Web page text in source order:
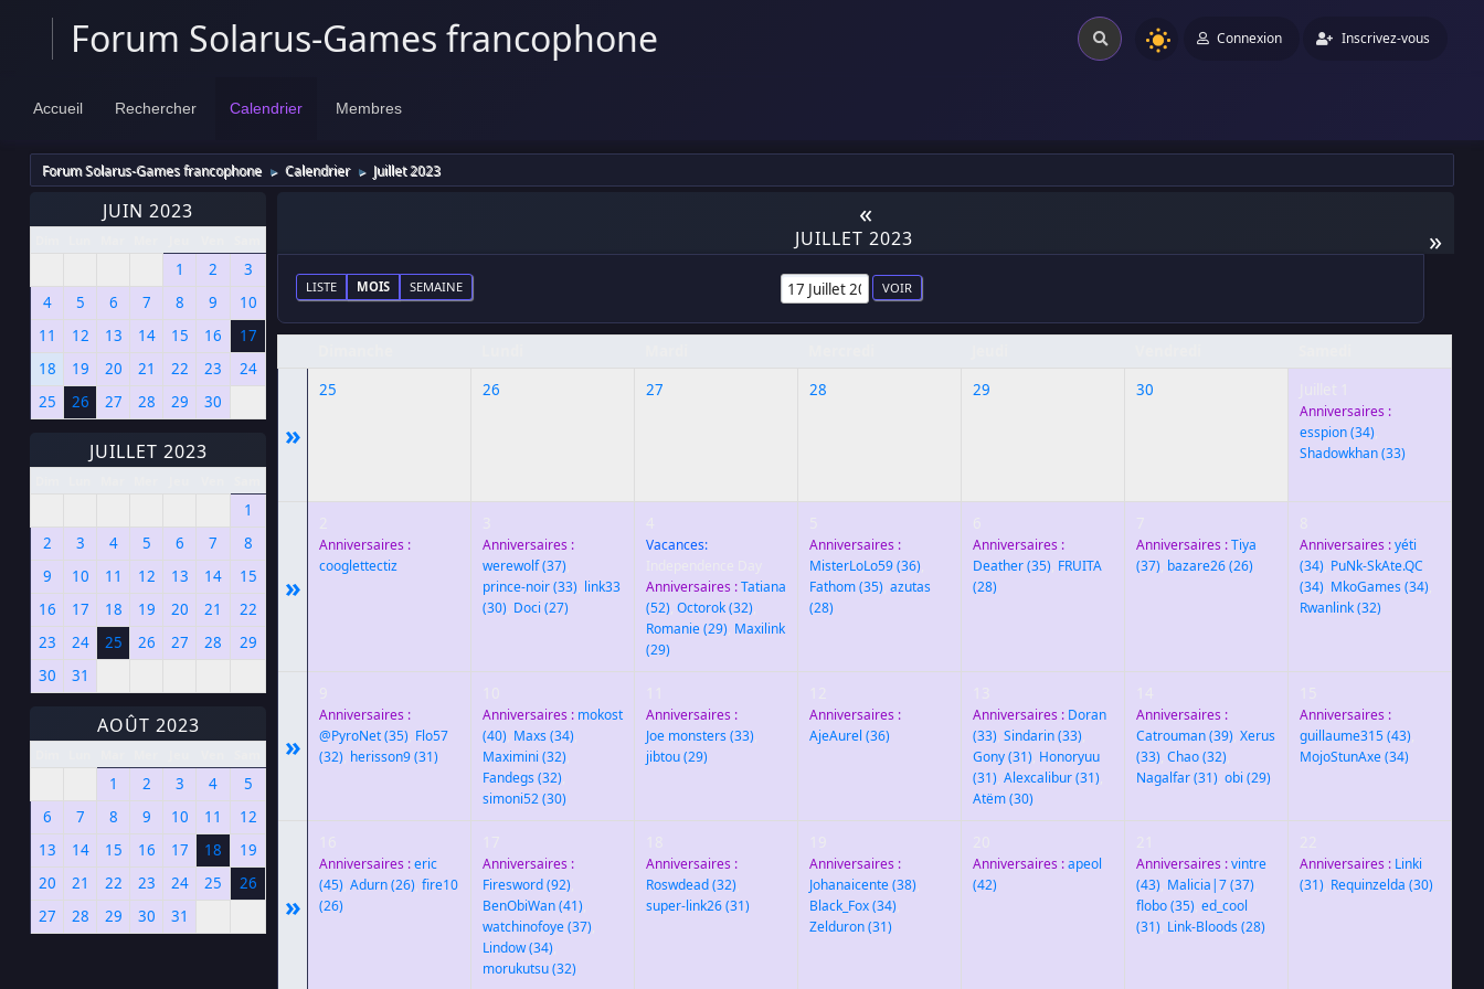
Forum Solarus-Games francophone Connexion Inscrivez-vous
Accueil Rechercher Calendrier Membres
Forum Solarus-Games francophone ► Calendrier ► Juillet 2023
JUIN 2023
1 2
3
4
5 6 7 8 9
10
11
12 13 14 15 16
17
18
19 20 21 22 23
24
25
26 27 28 29 30
JUILLET 2023
1
2
3 4 5 6 7
8
9
10 11 12 13 14
15
16
17 18 19 20 21
22
23
24 25 26 27 28
29
30
31
AOÛT 2023
1 2 3 4
5
6
7 8 9 10 11
12
13
14 15 16 17 18
19
20
21 22 23 24 25
26
27
28 29 30 31
«
»
JUILLET 2023
LISTE MOIS SEMAINE
»
25 26 27 28 29 30
Anniversaires :
esspion(34)
Shadowkhan(33)
»
Anniversaires :
cooglettectiz
Anniversaires :
werewolf(37)
prince-noir(33) link33
(30) Doci (27)
Vacances:
Anniversaires :Tatiana
(52) Octorok(32)
Romanie(29) Maxilink
(29)
Anniversaires :
MisterLoLo59(36)
Fathom(35) azutas
(28)
Anniversaires :
Deather(35) FRUITA
(28)
Anniversaires :Tiya
(37) bazare26(26)
Anniversaires :yéti
(34) PuNk-SkAte.QC
(34) MkoGames (34)
Rwanlink(32)
»
Anniversaires :
@PyroNet(35) Flo57
(32) herisson9(31)
Anniversaires : mokost
(40) Maxs (34)
Maximini (32)
Fandegs (32)
simoni52(30)
Anniversaires :
Joe monsters (33)
jibtou(29)
Anniversaires :
AjeAurel (36)
Anniversaires : Doran
(33) Sindarin(33)
Gony(31) Honoryuu
(31) Alexcalibur(31)
Atëm(30)
Anniversaires :
Catrouman(39) Xerus
(33) Chao(32)
Nagalfar(31) obi (29)
Anniversaires :
guillaume315(43)
MojoStunAxe(34)
»
Anniversaires :eric
(45) Adurn(26) fire10
(26)
Anniversaires :
Firesword(92)
BenObiWan(41)
watchinofoye(37)
Lindow(34)
morukutsu(32)
Anniversaires :
Roswdead(32)
super-link26(31)
Anniversaires :
Johanaicente(38)
Black_Fox(34)
Zelduron(31)
Anniversaires :apeol
(42)
Anniversaires :vintre
(43) Malicia|7(37)
flobo(35) ed_cool
(31) Link-Bloods (28)
Anniversaires : Linki
(31) Requinzelda (30)